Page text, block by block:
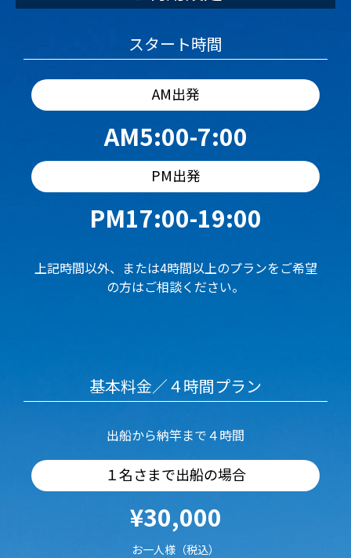
スタート時間
AM出発
AM5:00-7:00
PM出発
PM17:00-19:00
上記時間以外、または4時間以上のプランをご希望
の方はご相談ください。
基本料金／４時間プラン
出船から納竿まで４時間
１名さまで出船の場合
¥30,000
お一人様（税込）